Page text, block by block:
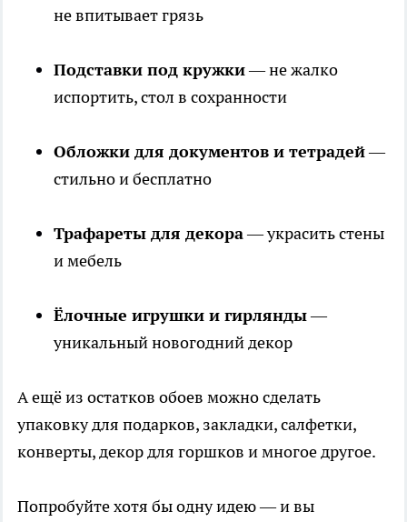
не впитывает грязь
Подставки под кружки— не жалко
испортить, стол в сохранности
Обложки для документов и тетрадей—
стильно и бесплатно
Трафареты для декора— украсить стены
и мебель
Ёлочные игрушки и гирлянды—
уникальный новогодний декор
А ещё из остатков обоев можно сделать
упаковку для подарков, закладки, салфетки,
конверты, декор для горшков и многое другое.
Попробуйте хотя бы одну идею — и вы